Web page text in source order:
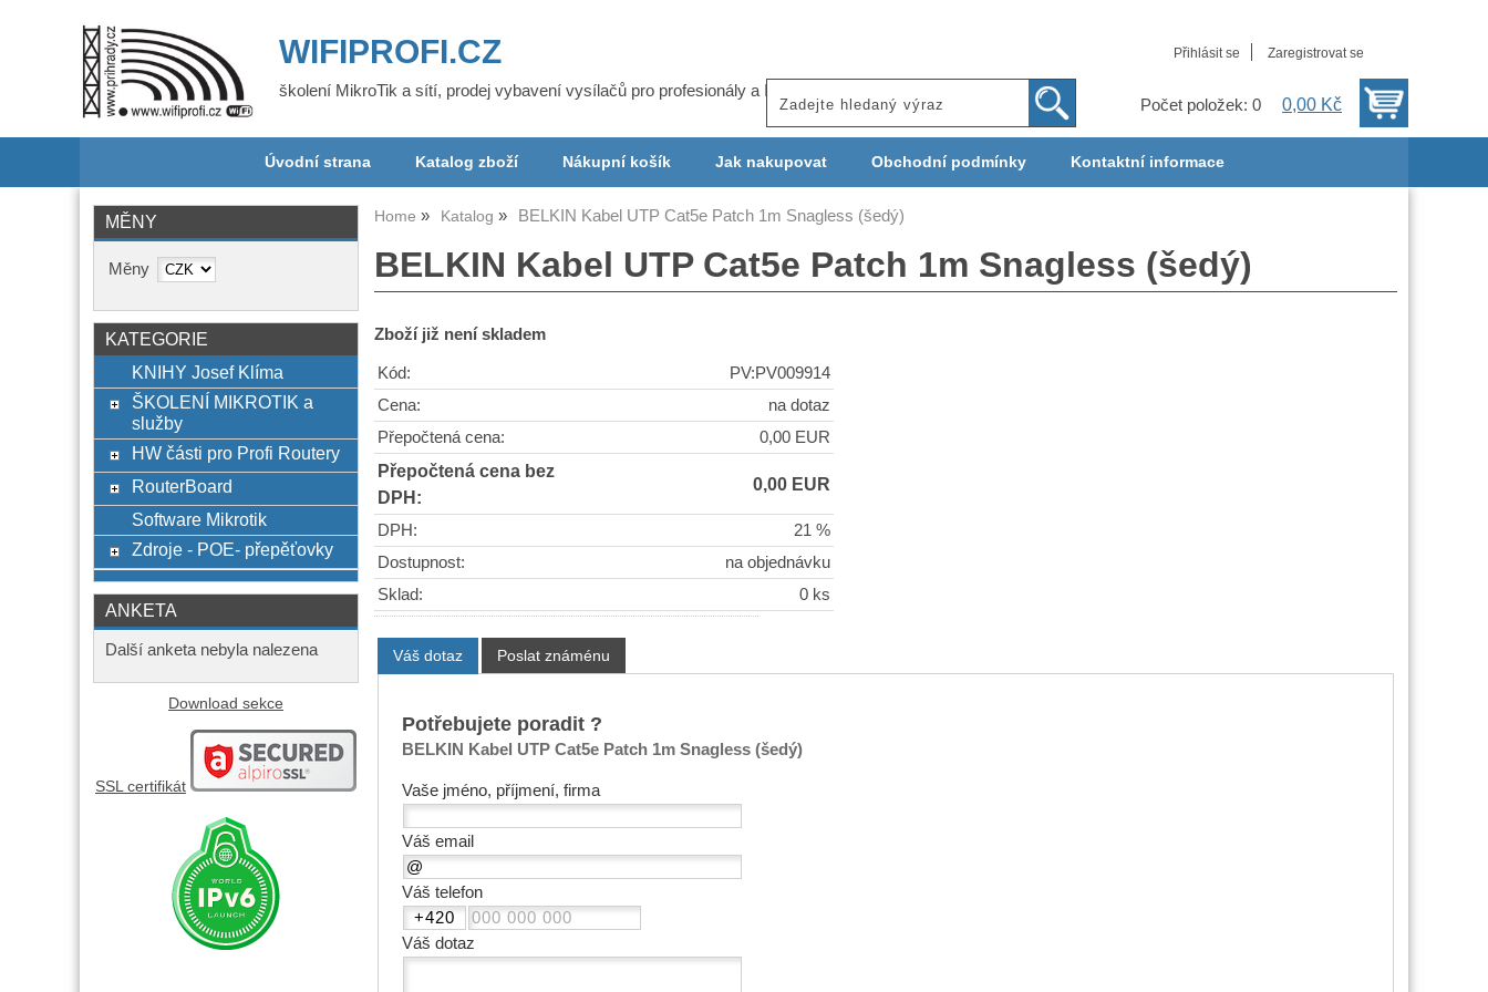
Přihlásit se Zaregistrovat se
Počet položek: 0 0,00 Kč
WIFIPROFI.CZ
školení MikroTik a sítí, prodej vybavení vysílačů pro profesionály a ISP
Úvodní strana Katalog zboží Nákupní košík Jak nakupovat Obchodní podmínky Kontaktní informace
Home Katalog BELKIN Kabel UTP Cat5e Patch 1m Snagless (šedý)
BELKIN Kabel UTP Cat5e Patch 1m Snagless (šedý)
Zboží již není skladem
Kód:
PV:PV009914
Cena:
na dotaz
Přepočtená cena:
0,00 EUR
Přepočtená cena bez
DPH:
0,00 EUR
DPH:
21 %
Dostupnost:
na objednávku
Sklad:
0 ks
Váš dotaz Poslat známénu
Potřebujete poradit ?
BELKIN Kabel UTP Cat5e Patch 1m Snagless (šedý)
Vaše jméno, příjmení, firma
Váš email
Váš telefon
Váš dotaz
MĚNY
Měny
KATEGORIE
KNIHY Josef Klíma
ŠKOLENÍ MIKROTIK a
služby
HW části pro Profi Routery
RouterBoard
Software Mikrotik
Zdroje - POE- přepěťovky
ANKETA
Další anketa nebyla nalezena
Download sekce
SSL certifikát